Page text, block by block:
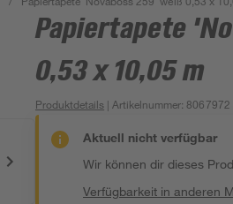
Papiertapete
0,53 x 10,05 m
Produktdetails | Artikelnummer: 8067972
Aktuell nicht verfügbar
Wir können dir dieses
Verfügbarkeit in anderen